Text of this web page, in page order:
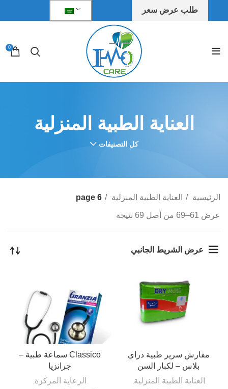
طلب عرض سعر
0
العناية الطبية المنزلية
كل التصنيفات
الرئيسية العناية الطبية المنزلية page 6
عرض 61–69 من أصل 69 نتيجة
عرض الشريط الجانبي
مفارش سرير طبية دراي
بلاس – لكبار السن
العناية الطبية المنزلية
Classico سماعة طبية –
جرانزيا
الرعاية المركزة